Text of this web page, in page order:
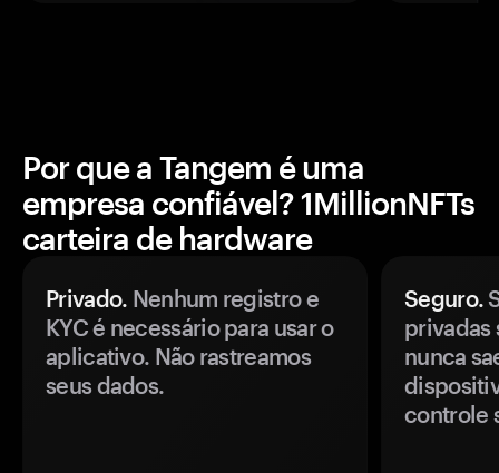
Por que a Tangem é uma
empresa confiável? 1MillionNFTs
carteira de hardware
Privado. Nenhum registro e
KYC é necessário para usar o
aplicativo. Não rastreamos
seus dados.
Seguro.
privadas
nunca
controle